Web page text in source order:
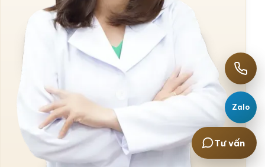
Zalo
Tư vấn